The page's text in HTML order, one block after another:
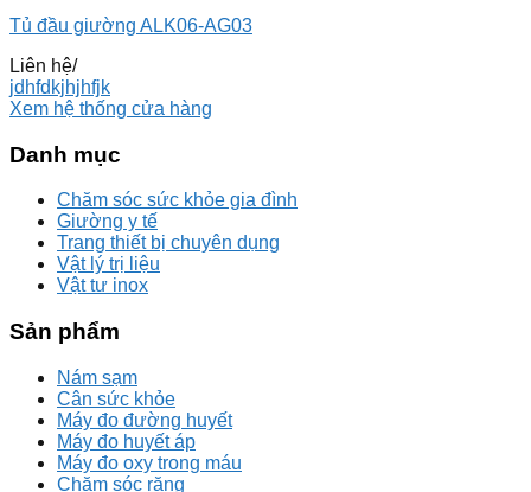
Tủ đầu giường ALK06-AG03
Liên hệ/
jdhfdkjhjhfjk
Xem hệ thống cửa hàng
Danh mục
Chăm sóc sức khỏe gia đình
Giường y tế
Trang thiết bị chuyên dụng
Vật lý trị liệu
Vật tư inox
Sản phẩm
Nám sạm
Cân sức khỏe
Máy đo đường huyết
Máy đo huyết áp
Máy đo oxy trong máu
Chăm sóc răng